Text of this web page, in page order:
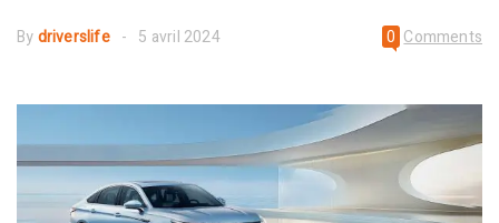
Bydriverslife 5 avril 2024 0 Comments